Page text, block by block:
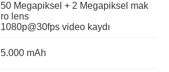
50 Megapiksel + 2 Megapiksel mak
ro lens
1080p@30fps video kaydı
5.000 mAh